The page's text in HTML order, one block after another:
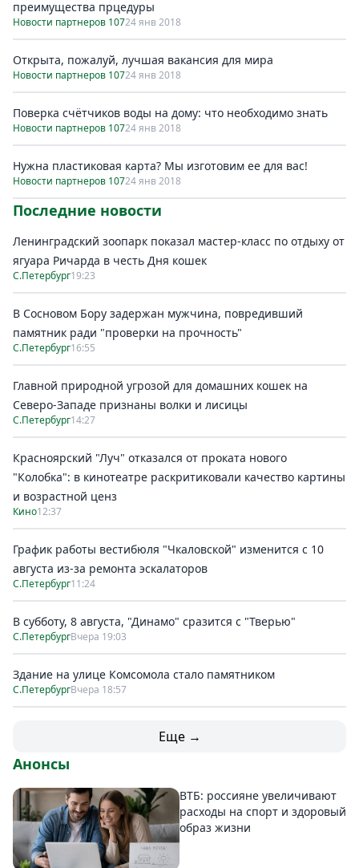
преимущества прцедуры
Новости партнеров 10724 янв 2018
Открыта, пожалуй, лучшая вакансия для мира
Новости партнеров 10724 янв 2018
Поверка счётчиков воды на дому: что необходимо знать
Новости партнеров 10724 янв 2018
Нужна пластиковая карта? Мы изготовим ее для вас!
Новости партнеров 10724 янв 2018
Последние новости
Ленинградский зоопарк показал мастер-класс по отдыху от
ягуара Ричарда в честь Дня кошек
С.Петербург19:23
В Сосновом Бору задержан мужчина, повредивший
памятник ради "проверки на прочность"
С.Петербург16:55
Главной природной угрозой для домашних кошек на
Северо-Западе признаны волки и лисицы
С.Петербург14:27
Красноярский "Луч" отказался от проката нового
"Колобка": в кинотеатре раскритиковали качество картины
и возрастной ценз
Кино12:37
График работы вестибюля "Чкаловской" изменится с 10
августа из-за ремонта эскалаторов
С.Петербург11:24
В субботу, 8 августа, "Динамо" сразится с "Тверью"
С.ПетербургВчера 19:03
Здание на улице Комсомола стало памятником
С.ПетербургВчера 18:57
Еще →
Анонсы
ВТБ: россияне увеличивают
расходы на спорт и здоровый
образ жизни